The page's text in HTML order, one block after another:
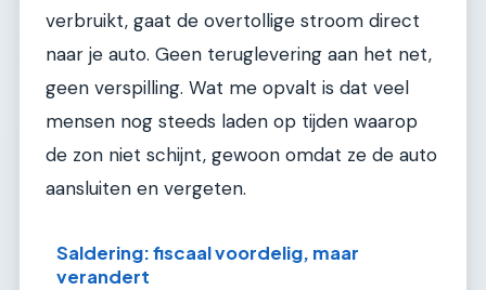
verbruikt, gaat de overtollige stroom direct
naar je auto. Geen teruglevering aan het net,
geen verspilling. Wat me opvalt is dat veel
mensen nog steeds laden op tijden waarop
de zon niet schijnt, gewoon omdat ze de auto
aansluiten en vergeten.
Saldering: fiscaal voordelig, maar
verandert